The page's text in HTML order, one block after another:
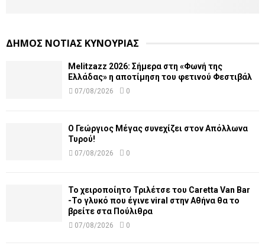
ΔΗΜΟΣ ΝΟΤΙΑΣ ΚΥΝΟΥΡΙΑΣ
Melitzazz 2026: Σήμερα στη «Φωνή της
Ελλάδας» η αποτίμηση του φετινού Φεστιβάλ
07/08/2026 0
Ο Γεώργιος Μέγας συνεχίζει στον Απόλλωνα
Τυρού!
07/08/2026 0
Το χειροποίητο Τριλέτσε του Caretta Van Bar
-Το γλυκό που έγινε viral στην Αθήνα θα το
βρείτε στα Πούλιθρα
07/08/2026 0